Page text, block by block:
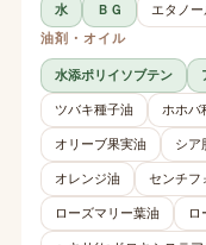
水 ＢＧ
エタノー
油剤・オイル
水添ポリイソブテン
ツバキ種子油 ホホバ
オリーブ果実油 シア
オレンジ油 センチフ
ローズマリー葉油 ロ